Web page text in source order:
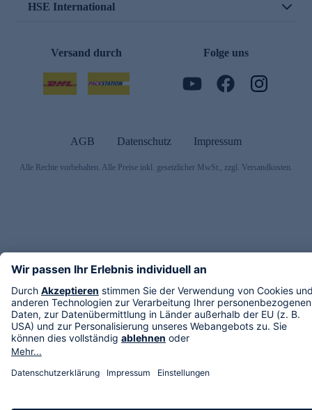
HSE International
Versand durch Folge uns
AGB Datenschutz Impressum
Alle Rechte vorbehalten. Alle Preise inkl. gesetzlicher MwSt., zzgl. Versandkosten.